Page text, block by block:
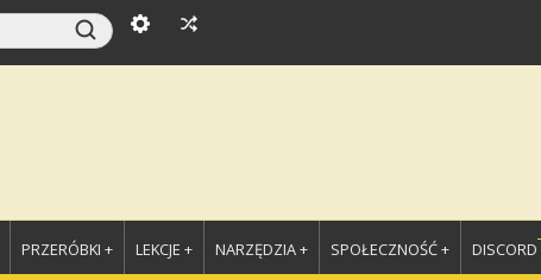
PRZERÓBKI + LEKCJE + NARZĘDZIA + SPOŁECZNOŚĆ + DISCORD